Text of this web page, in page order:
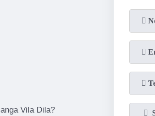
Vila Dila?